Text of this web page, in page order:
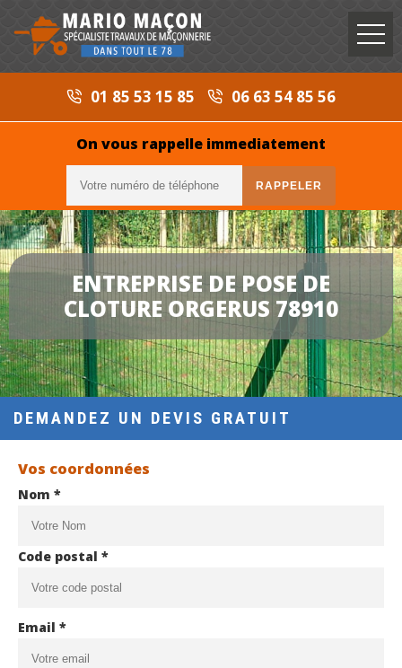
01 85 53 15 85 06 63 54 85 56
On vous rappelle immediatement
ENTREPRISE DE POSE DE
CLOTURE ORGERUS 78910
DEMANDEZ UN DEVIS GRATUIT
Vos coordonnées
Nom *
Code postal *
Email *